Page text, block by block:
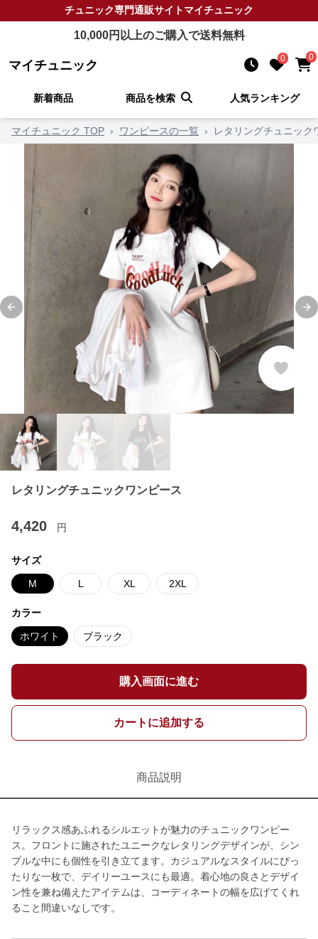
チュニック専門通販サイトマイチュニック
10,000円以上のご購入で送料無料
マイチュニック 0 0
新着商品 商品を検索 人気ランキング
マイチュニック TOP › ワンピースの一覧 › レタリングチュニック
Previous slide
レタリングチュニックワンピース
4,420 円
サイズ
M L XL 2XL
カラー
ホワイト ブラック
購入画面に進む
カートに追加する
商品説明
リラックス感あふれるシルエットが魅力のチュニックワンピー
ス。フロントに施されたユニークなレタリングデザインが、シン
プルな中にも個性を引き立てます。カジュアルなスタイルにぴっ
たりな一枚で、デイリーユースにも最適。着心地の良さとデザイ
ン性を兼ね備えたアイテムは、コーディネートの幅を広げてくれ
ること間違いなしです。